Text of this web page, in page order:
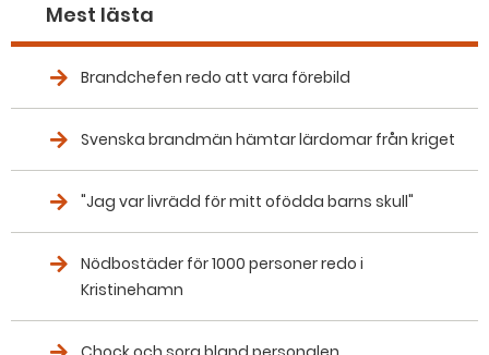
Mest lästa
Brandchefen redo att vara förebild
Svenska brandmän hämtar lärdomar från kriget
"Jag var livrädd för mitt ofödda barns skull"
Nödbostäder för 1000 personer redo i
Kristinehamn